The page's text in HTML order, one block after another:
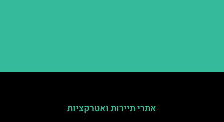
אתרי תיירות ואטרקציות